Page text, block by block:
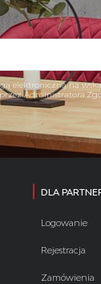
elektroniczną na
DLA
Logowanie
Rejestracja
Zamówienia